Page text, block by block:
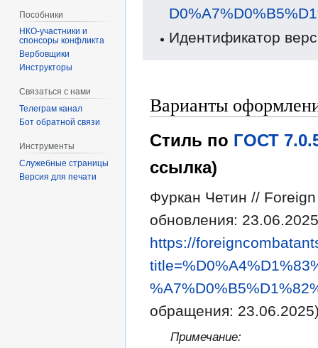
Идентификатор
Варианты
Стиль по ГОСТ
ссылка)
Фуркан Четин //
обновления:
https://
обращения:
Примечание:
Пособники
спонсоры конфликта
‏‎Вербовщики
Инструкторы
Связаться с нами
Телеграм канал
Бот обратной связи
Инструменты
Служебные страницы
Версия для печати